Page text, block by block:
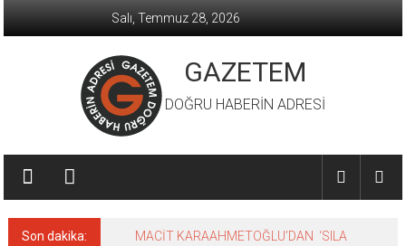
Salı, Temmuz 28, 2026
GAZETEM
DOĞRU HABERİN ADRESİ
Son dakika:
MACİT KARAAHMETOĞLU’DAN ‘SILA